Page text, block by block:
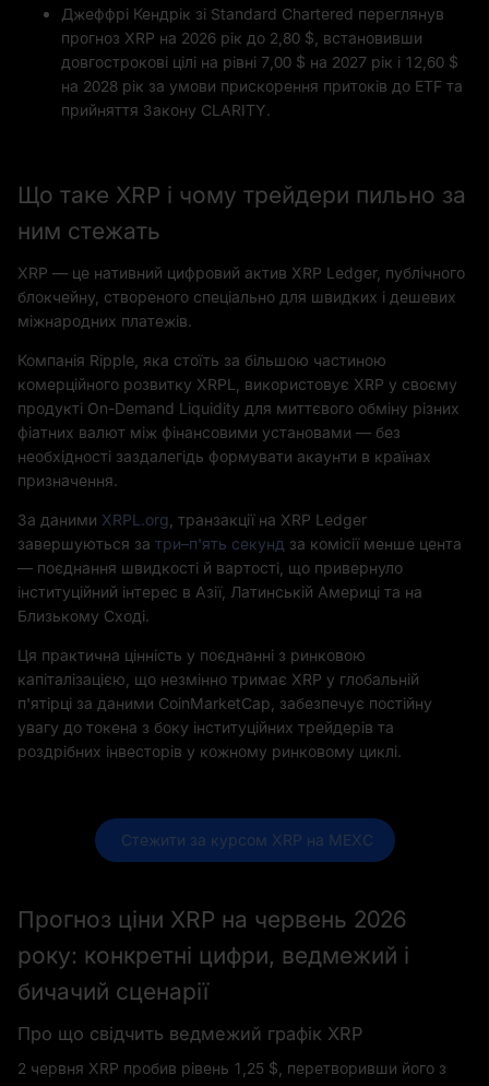
Джеффрі Кендрік зі Standard Chartered переглянув
прогноз XRP на 2026 рік до 2,80 $, встановивши
довгострокові цілі на рівні 7,00 $ на 2027 рік і 12,60 $
на 2028 рік за умови прискорення притоків до ETF та
прийняття Закону CLARITY.
Що таке XRP і чому трейдери пильно за
ним стежать
XRP — це нативний цифровий актив XRP Ledger, публічного
блокчейну, створеного спеціально для швидких і дешевих
міжнародних платежів.
Компанія Ripple, яка стоїть за більшою частиною
комерційного розвитку XRPL, використовує XRP у своєму
продукті On-Demand Liquidity для миттєвого обміну різних
фіатних валют між фінансовими установами — без
необхідності заздалегідь формувати акаунти в країнах
призначення.
За даними XRPL.org , транзакції на XRP Ledger
завершуються за три–п'ять секунд за комісії менше цента
— поєднання швидкості й вартості, що привернуло
інституційний інтерес в Азії, Латинській Америці та на
Близькому Сході.
Ця практична цінність у поєднанні з ринковою
капіталізацією, що незмінно тримає XRP у глобальній
п'ятірці за даними CoinMarketCap, забезпечує постійну
увагу до токена з боку інституційних трейдерів та
роздрібних інвесторів у кожному ринковому циклі.
Стежити за курсом XRP на MEXC
Прогноз ціни XRP на червень 2026
року: конкретні цифри, ведмежий і
бичачий сценарії
Про що свідчить ведмежий графік XRP
2 червня XRP пробив рівень 1,25 $, перетворивши його з